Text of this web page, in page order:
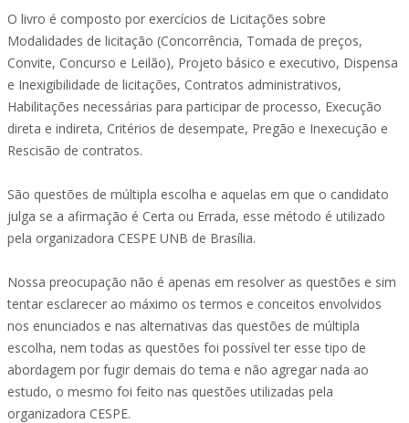
O livro é composto por exercícios de Licitações sobre
Modalidades de licitação (Concorrência, Tomada de preços,
Convite, Concurso e Leilão), Projeto básico e executivo, Dispensa
e Inexigibilidade de licitações, Contratos administrativos,
Habilitações necessárias para participar de processo, Execução
direta e indireta, Critérios de desempate, Pregão e Inexecução e
Rescisão de contratos.
São questões de múltipla escolha e aquelas em que o candidato
julga se a afirmação é Certa ou Errada, esse método é utilizado
pela organizadora CESPE UNB de Brasília.
Nossa preocupação não é apenas em resolver as questões e sim
tentar esclarecer ao máximo os termos e conceitos envolvidos
nos enunciados e nas alternativas das questões de múltipla
escolha, nem todas as questões foi possível ter esse tipo de
abordagem por fugir demais do tema e não agregar nada ao
estudo, o mesmo foi feito nas questões utilizadas pela
organizadora CESPE.